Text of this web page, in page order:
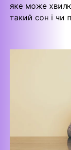
яке може
такий сон і чи